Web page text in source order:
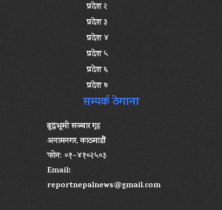
प्रदेश २
प्रदेश ३
प्रदेश ४
प्रदेश ५
प्रदेश ६
प्रदेश ७
सम्पर्क ठेगाना
बुद्धभूमी सञ्चार गृह
अनामनगर, काठमाडौं
फोनः ०१–४१०२५०३
Email:
reportnepalnews@gmail.com